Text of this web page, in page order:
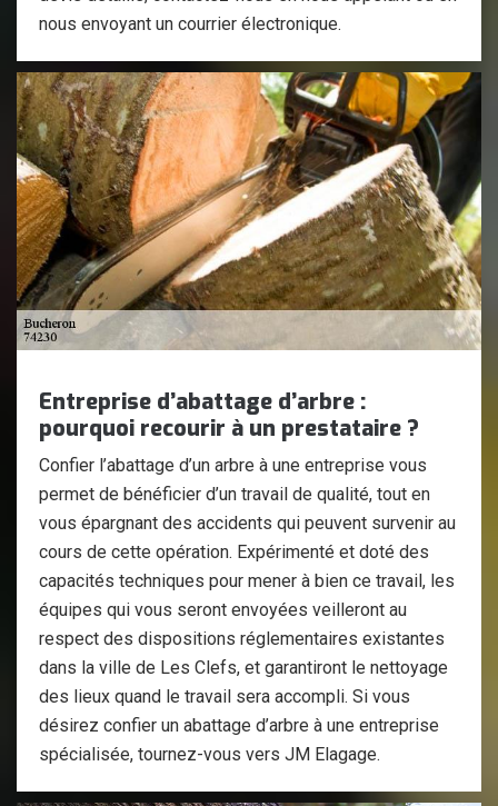
nous envoyant un courrier électronique.
Entreprise d’abattage d’arbre :
pourquoi recourir à un prestataire ?
Confier l’abattage d’un arbre à une entreprise vous
permet de bénéficier d’un travail de qualité, tout en
vous épargnant des accidents qui peuvent survenir au
cours de cette opération. Expérimenté et doté des
capacités techniques pour mener à bien ce travail, les
équipes qui vous seront envoyées veilleront au
respect des dispositions réglementaires existantes
dans la ville de Les Clefs, et garantiront le nettoyage
des lieux quand le travail sera accompli. Si vous
désirez confier un abattage d’arbre à une entreprise
spécialisée, tournez-vous vers JM Elagage.